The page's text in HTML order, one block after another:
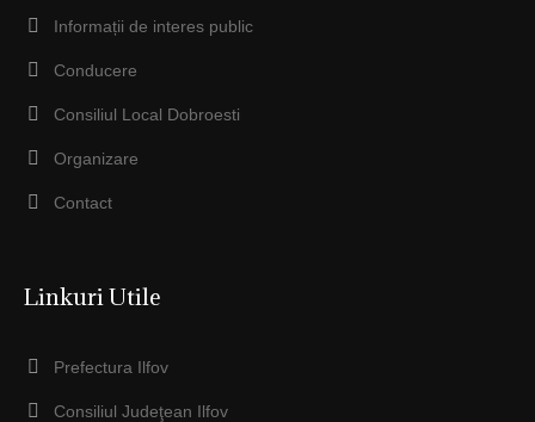
Informații de interes public
Conducere
Consiliul Local Dobroesti
Organizare
Contact
Linkuri Utile
Prefectura Ilfov
Consiliul Judeţean Ilfov